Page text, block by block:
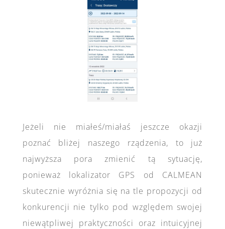
Jeżeli nie miałeś/miałaś jeszcze okazji
poznać bliżej naszego rządzenia, to już
najwyższa pora zmienić tą sytuację,
ponieważ lokalizator GPS od CALMEAN
skutecznie wyróżnia się na tle propozycji od
konkurencji nie tylko pod względem swojej
niewątpliwej praktyczności oraz intuicyjnej